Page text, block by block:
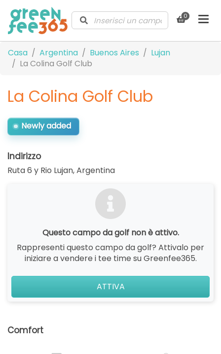
0
Casa Argentina Buenos Aires
Lujan
La Colina Golf Club
La Colina Golf Club
Newly added
Indirizzo
Ruta 6 y Rio Lujan,Argentina
Questo campo da golf non è attivo.
Rappresenti questo campo da golf? Attivalo per
iniziare a vendere i tee time su Greenfee365.
ATTIVA
Comfort